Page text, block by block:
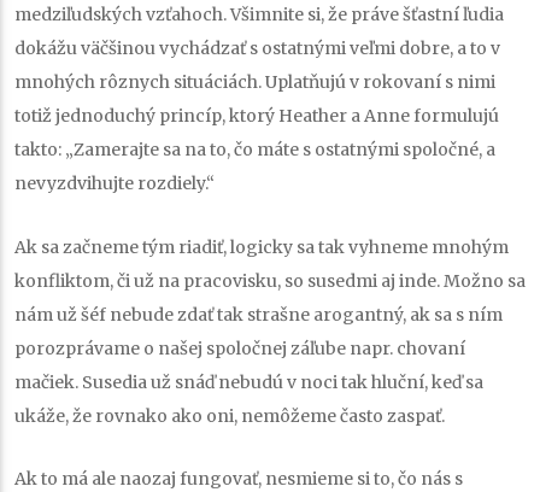
medziľudských vzťahoch. Všimnite si, že práve šťastní ľudia
dokážu väčšinou vychádzať s ostatnými veľmi dobre, a to v
mnohých rôznych situáciách. Uplatňujú v rokovaní s nimi
totiž jednoduchý princíp, ktorý Heather a Anne formulujú
takto: „Zamerajte sa na to, čo máte s ostatnými spoločné, a
nevyzdvihujte rozdiely.“
Ak sa začneme tým riadiť, logicky sa tak vyhneme mnohým
konfliktom, či už na pracovisku, so susedmi aj inde. Možno sa
nám už šéf nebude zdať tak strašne arogantný, ak sa s ním
porozprávame o našej spoločnej záľube napr. chovaní
mačiek. Susedia už snáď nebudú v noci tak hluční, keď sa
ukáže, že rovnako ako oni, nemôžeme často zaspať.
Ak to má ale naozaj fungovať, nesmieme si to, čo nás s